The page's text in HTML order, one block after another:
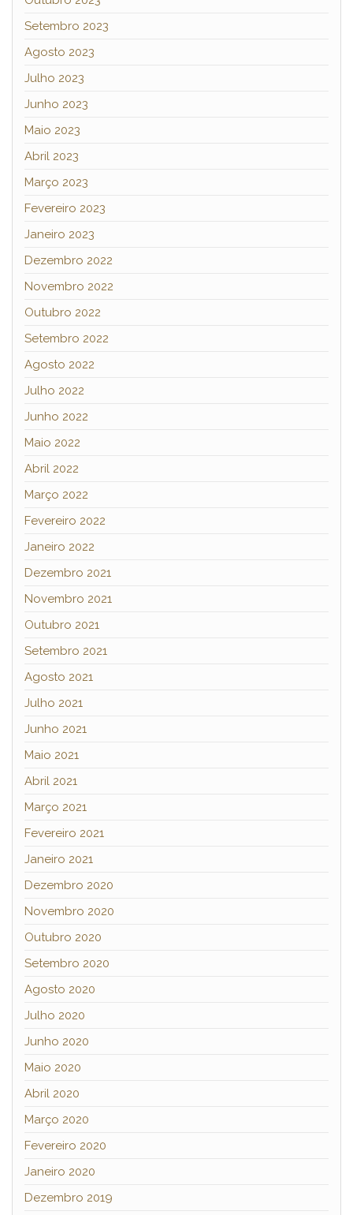
Setembro 2023
Agosto 2023
Julho 2023
Junho 2023
Maio 2023
Abril 2023
Março 2023
Fevereiro 2023
Janeiro 2023
Dezembro 2022
Novembro 2022
Outubro 2022
Setembro 2022
Agosto 2022
Julho 2022
Junho 2022
Maio 2022
Abril 2022
Março 2022
Fevereiro 2022
Janeiro 2022
Dezembro 2021
Novembro 2021
Outubro 2021
Setembro 2021
Agosto 2021
Julho 2021
Junho 2021
Maio 2021
Abril 2021
Março 2021
Fevereiro 2021
Janeiro 2021
Dezembro 2020
Novembro 2020
Outubro 2020
Setembro 2020
Agosto 2020
Julho 2020
Junho 2020
Maio 2020
Abril 2020
Março 2020
Fevereiro 2020
Janeiro 2020
Dezembro 2019